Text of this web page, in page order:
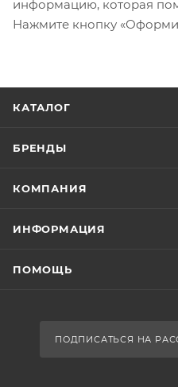
информацию, которая
Нажмите кнопку
КАТАЛОГ
БРЕНДЫ
КОМПАНИЯ
ИНФОРМАЦИЯ
ПОМОЩЬ
ПОДПИСАТЬСЯ НА